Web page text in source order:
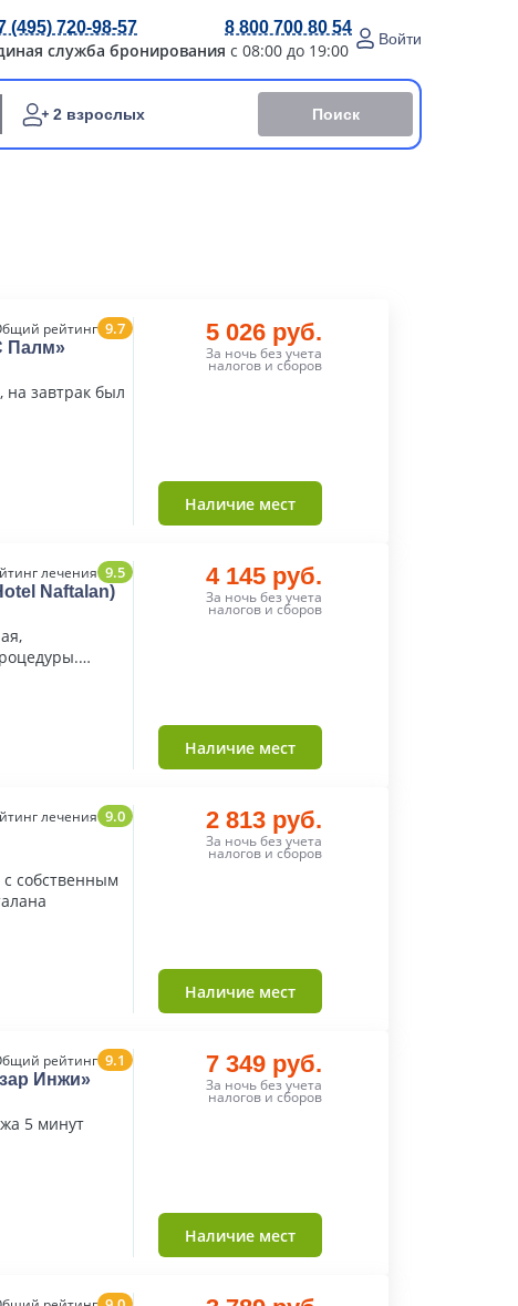
(495) 720-98-57 8 800 700 80 54
служба бронирования с 08:00 до 19:00
Войти
2 взрослых Поиск
рейтинг 9.7
Палм»
завтрак был
5 026 руб.
За ночь без учета
налогов и сборов
Наличие мест
лечения 9.5
Naftalan)
4 145 руб.
За ночь без учета
налогов и сборов
Наличие мест
лечения 9.0
собственным
2 813 руб.
За ночь без учета
налогов и сборов
Наличие мест
рейтинг 9.1
Инжи»
5 минут
7 349 руб.
За ночь без учета
налогов и сборов
Наличие мест